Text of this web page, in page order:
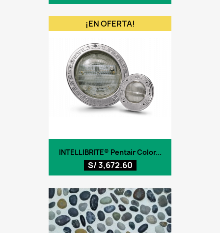
INTELLIBRITE® Pentair Color...
S/ 3,672.60
¡EN OFERTA!